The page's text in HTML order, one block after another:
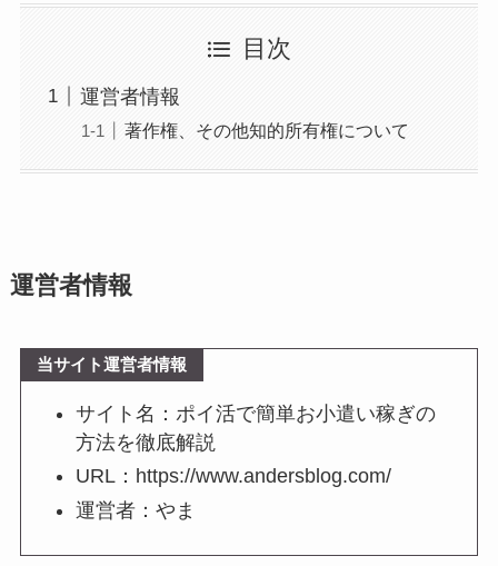
目次
運営者情報
著作権、その他知的所有権について
運営者情報
当サイト運営者情報
サイト名：ポイ活で簡単お小遣い稼ぎの
方法を徹底解説
URL：https://www.andersblog.com/
運営者：やま